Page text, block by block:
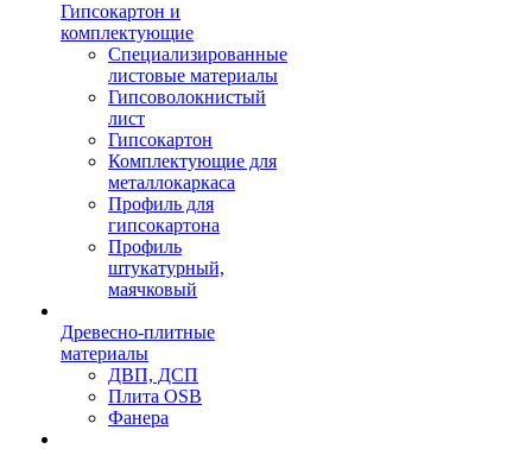
Гипсокартон и
комплектующие
Специализированные
листовые материалы
Гипсоволокнистый
лист
Гипсокартон
Комплектующие для
металлокаркаса
Профиль для
гипсокартона
Профиль
штукатурный,
маячковый
Древесно-плитные
материалы
ДВП, ДСП
Плита OSB
Фанера